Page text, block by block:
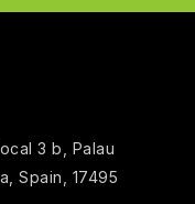
3 b, Palau
Spain, 17495